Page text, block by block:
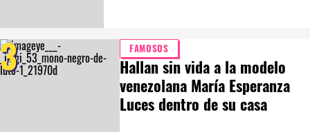
3 FAMOSOS
Hallan sin vida a la modelo
venezolana María Esperanza
Luces dentro de su casa